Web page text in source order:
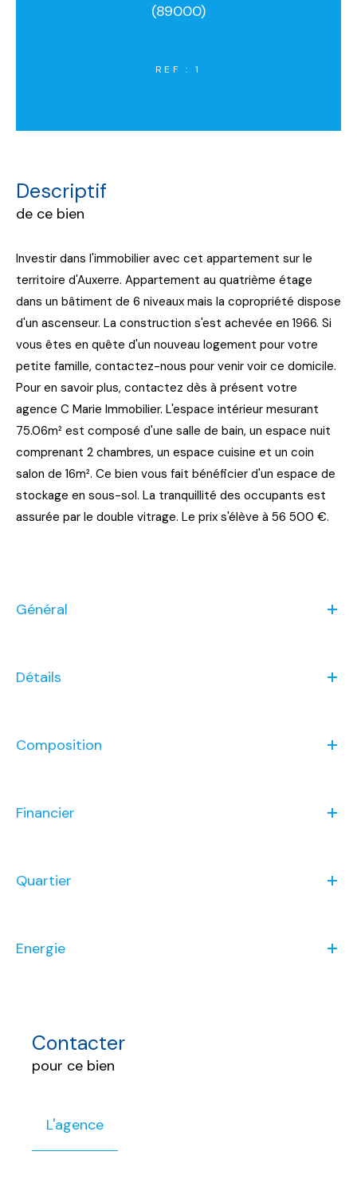
(89000)
REF : 1
descriptif
de ce bien
Investir dans l'immobilier avec cet appartement sur le
territoire d'Auxerre. Appartement au quatrième étage
dans un bâtiment de 6 niveaux mais la copropriété dispose
d'un ascenseur. La construction s'est achevée en 1966. Si
vous êtes en quête d'un nouveau logement pour votre
petite famille, contactez-nous pour venir voir ce domicile.
Pour en savoir plus, contactez dès à présent votre
agence C Marie Immobilier. L'espace intérieur mesurant
75.06m² est composé d'une salle de bain, un espace nuit
comprenant 2 chambres, un espace cuisine et un coin
salon de 16m². Ce bien vous fait bénéficier d'un espace de
stockage en sous-sol. La tranquillité des occupants est
assurée par le double vitrage. Le prix s'élève à 56 500 €.
Général
Détails
Composition
Financier
Quartier
Energie
Contacter
pour ce bien
L'agence